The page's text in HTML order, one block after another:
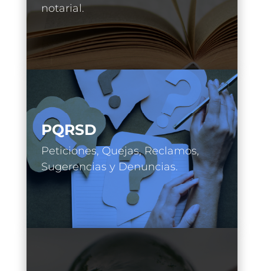
notarial.
PQRSD
Peticiones, Quejas, Reclamos,
Sugerencias y Denuncias.